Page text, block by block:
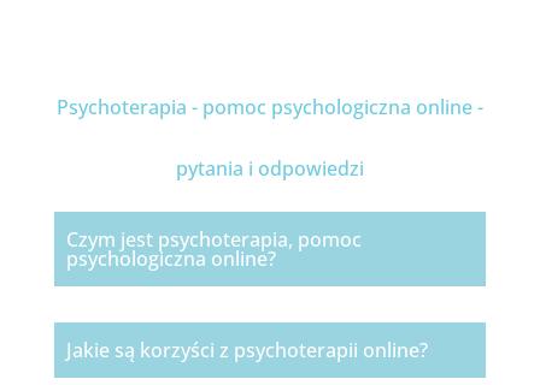
Psychoterapia - pomoc psychologiczna online -
pytania i odpowiedzi
Czym jest psychoterapia, pomoc
psychologiczna online?
Jakie są korzyści z psychoterapii online?